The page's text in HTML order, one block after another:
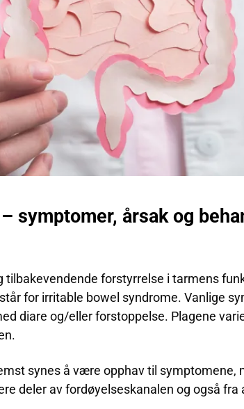
symptomer, årsak og
tilbakevendende forstyrrelse i tarmens
for irritable bowel syndrome. Vanlige
diare og/eller forstoppelse. Plagene
synes å være opphav til symptomene,
deler av fordøyelseskanalen og også fra